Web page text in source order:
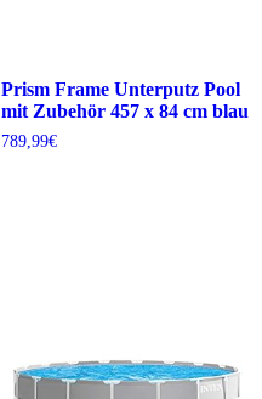
Prism Frame Unterputz Pool
mit Zubehör 457 x 84 cm blau
789,99€